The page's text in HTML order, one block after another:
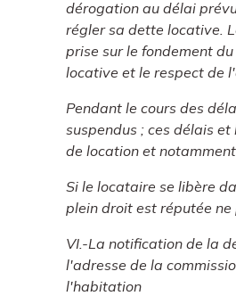
dérogation au délai
régler sa dette locative.
prise sur le fondement
locative et le respect de
Pendant le cours des
suspendus ; ces délais
de location et
Si le locataire se libère
plein droit est réputée
VI.-La notification de la
l'adresse de la
l'habitation